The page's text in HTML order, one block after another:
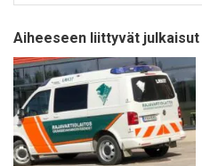
Aiheeseen liittyvät julkaisut